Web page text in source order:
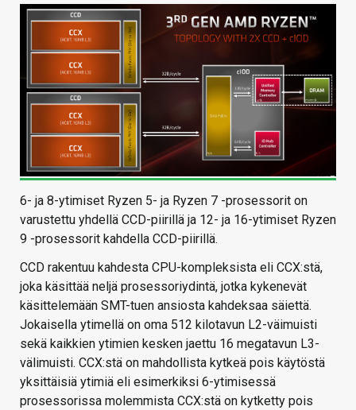
6- ja 8-ytimiset Ryzen 5- ja Ryzen 7 -prosessorit on
varustettu yhdellä CCD-piirillä ja 12- ja 16-ytimiset Ryzen
9 -prosessorit kahdella CCD-piirillä.
CCD rakentuu kahdesta CPU-kompleksista eli CCX:stä,
joka käsittää neljä prosessoriydintä, jotka kykenevät
käsittelemään SMT-tuen ansiosta kahdeksaa säiettä.
Jokaisella ytimellä on oma 512 kilotavun L2-väimuisti
sekä kaikkien ytimien kesken jaettu 16 megatavun L3-
välimuisti. CCX:stä on mahdollista kytkeä pois käytöstä
yksittäisiä ytimiä eli esimerkiksi 6-ytimisessä
prosessorissa molemmista CCX:stä on kytketty pois